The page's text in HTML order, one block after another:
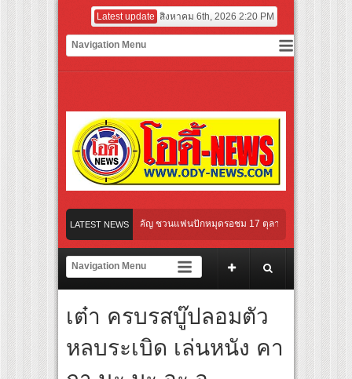
Latest update สิงหาคม 6th, 2026 2:20 PM
LATEST NEWS
มีนา” ประกบคู่ครั้งสำคัญ ชวนแฟนปักหมุดรอชม 17 ตุลาคม นี้
เปญ “HPV ไม่เป็นไร…ไม่ได้”
ทีมชาติไทย 15 ส.ค.นี้
ยงดาใน “หอมแผ่นดินฯ”
บหนังไทยในรอบปฐมทัศน์โลก ณ เทศกาลภาพยนตร์นานาชาติโตรอนโต “จุ๋ย วรัทยา”
ระชันความสยอง!
เต๋า ครบรสบู๊ปลอมตัว
หลบระเบิด เล่นหนัง คา